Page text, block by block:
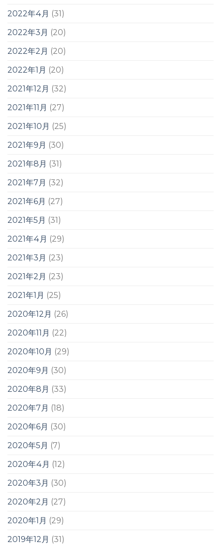
2022年4月 (31)
2022年3月 (20)
2022年2月 (20)
2022年1月 (20)
2021年12月 (32)
2021年11月 (27)
2021年10月 (25)
2021年9月 (30)
2021年8月 (31)
2021年7月 (32)
2021年6月 (27)
2021年5月 (31)
2021年4月 (29)
2021年3月 (23)
2021年2月 (23)
2021年1月 (25)
2020年12月 (26)
2020年11月 (22)
2020年10月 (29)
2020年9月 (30)
2020年8月 (33)
2020年7月 (18)
2020年6月 (30)
2020年5月 (7)
2020年4月 (12)
2020年3月 (30)
2020年2月 (27)
2020年1月 (29)
2019年12月 (31)